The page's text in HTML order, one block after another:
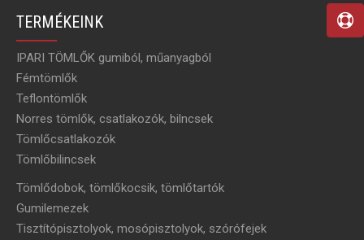
TERMÉKEINK
IPARI TÖMLŐK gumiból, műanyagból
Fémtömlők
Teflontömlők
Norres tömlők, csatlakozók, bilncsek
Tömlőcsatlakozók
Tömlőbilincsek
Tömlődobok, tömlőkocsik, tömlőtartók
Gumilemezek
Tisztítópisztolyok, mosópisztolyok, szórófejek